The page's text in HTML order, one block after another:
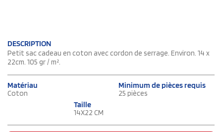
DESCRIPTION
Petit sac cadeau en coton avec cordon de serrage. Environ. 14 x
22cm. 105 gr / m².
Matériau
Coton
Minimum de pièces requis
25 pièces
Taille
14X22 CM